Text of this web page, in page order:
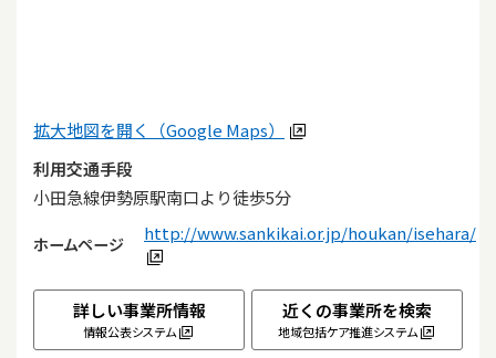
拡大地図を開く（Google Maps）
利用交通手段
小田急線伊勢原駅南口より徒歩5分
ホームページ http://www.sankikai.or.jp/houkan/isehara/
詳しい事業所情報
情報公表システム
近くの事業所を検索
地域包括ケア推進システム